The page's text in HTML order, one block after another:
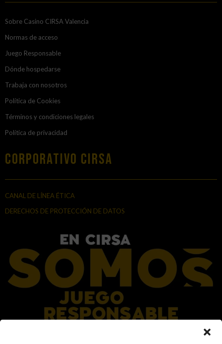
Sobre Casino CIRSA Valencia
Normas de acceso
Juego Responsable
Dónde hospedarse
Trabaja con nosotros
Política de Cookies
Términos y condiciones legales
Política de privacidad
Corporativo Cirsa
CANAL DE LÍNEA ÉTICA
DERECHOS DE PROTECCIÓN DE DATOS